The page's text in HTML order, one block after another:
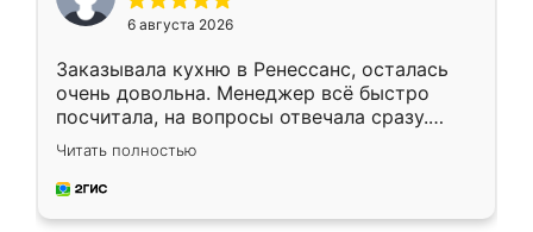
6 августа 2026
Заказывала кухню в Ренессанс, осталась
очень довольна. Менеджер всё быстро
посчитала, на вопросы отвечала сразу.
Замерщик приехал в субботу, подошёл к
делу со всей ответственностью. Собрали
за день, ребята работали аккуратно, даже
Читать полностью